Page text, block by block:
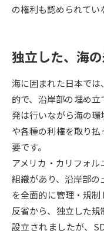
受
志望校・出願校を調
併願校選び
先輩が入学を決めた理由
新生活お役立ちガイド
学
の権利も認められてい
独立した、海
海に囲まれた日本で
的で、沿岸部の埋め
発は行いながら海の
や各種の利権を取り
要です。
アメリカ・カリフォ
組織があり、沿岸部
を全面的に管理・規
反省から、独立した
設立されましたが、